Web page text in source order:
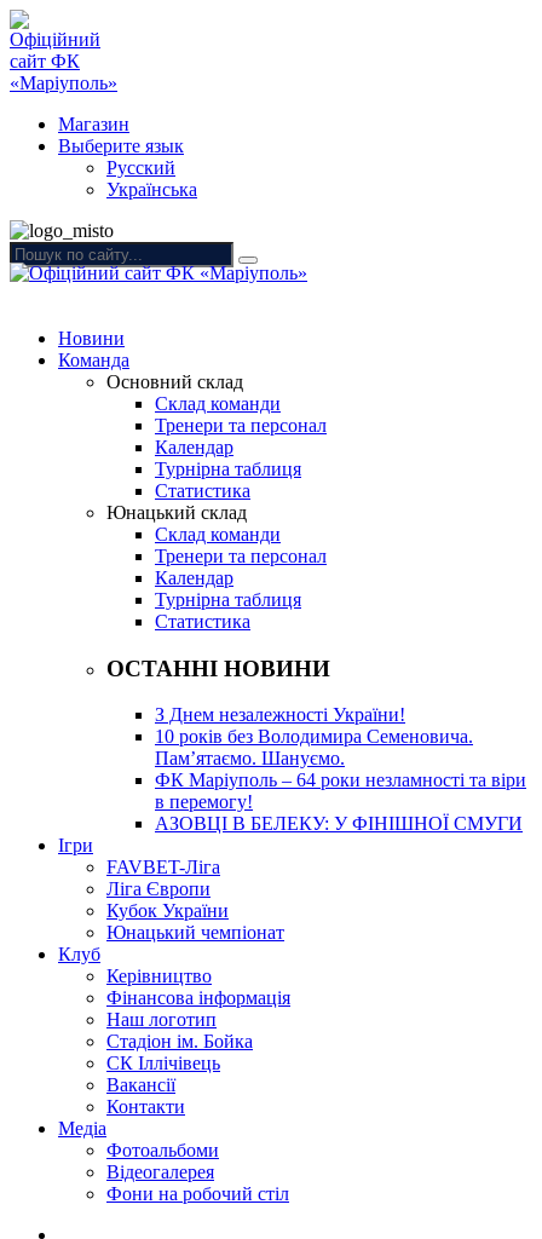
Магазин
Выберите язык
Русский
Українська
Новини
Команда
Основний склад
Склад команди
Тренери та персонал
Календар
Турнірна таблиця
Статистика
Юнацький склад
Склад команди
Тренери та персонал
Календар
Турнірна таблиця
Статистика
ОСТАННІ НОВИНИ
З Днем незалежності України!
10 років без Володимира Семеновича.
Пам’ятаємо. Шануємо.
ФК Маріуполь – 64 роки незламності та віри
в перемогу!
АЗОВЦІ В БЕЛЕКУ: У ФІНІШНОЇ СМУГИ
Ігри
FAVBET-Ліга
Ліга Європи
Кубок України
Юнацький чемпіонат
Клуб
Керівництво
Фінансова інформація
Наш логотип
Стадіон ім. Бойка
СК Іллічівець
Вакансії
Контакти
Медіа
Фотоальбоми
Відеогалерея
Фони на робочий стіл